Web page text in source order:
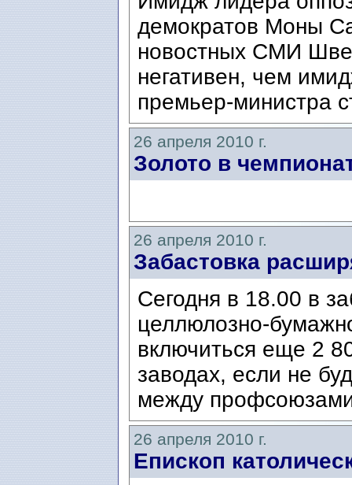
демократов Моны
новостных СМИ
негативен, чем
премьер-министра
26 апреля 2010 г.
Золото в
26 апреля 2010 г.
Забастовка
Сегодня в 18.00 в
целлюлозно-
включиться еще 2
заводах, если не
между
26 апреля 2010 г.
Епископ